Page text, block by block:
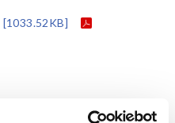
[1033.52KB]